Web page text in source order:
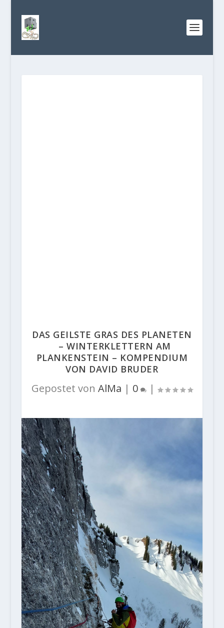
DAS GEILSTE GRAS DES PLANETEN
– WINTERKLETTERN AM
PLANKENSTEIN – KOMPENDIUM
VON DAVID BRUDER
Gepostet von AlMa | 0 |